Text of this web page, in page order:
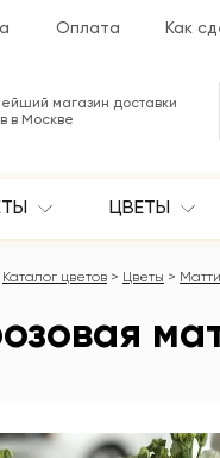
Оплата Как
магазин доставки
в Москве
ЦВЕТЫ
Каталог цветов Цветы